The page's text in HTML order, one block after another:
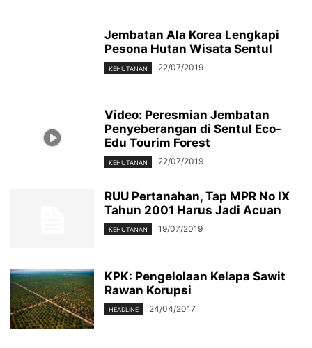
Jembatan Ala Korea Lengkapi
Pesona Hutan Wisata Sentul
KEHUTANAN 22/07/2019
Video: Peresmian Jembatan
Penyeberangan di Sentul Eco-
Edu Tourim Forest
KEHUTANAN 22/07/2019
RUU Pertanahan, Tap MPR No IX
Tahun 2001 Harus Jadi Acuan
KEHUTANAN 19/07/2019
KPK: Pengelolaan Kelapa Sawit
Rawan Korupsi
HEADLINE 24/04/2017